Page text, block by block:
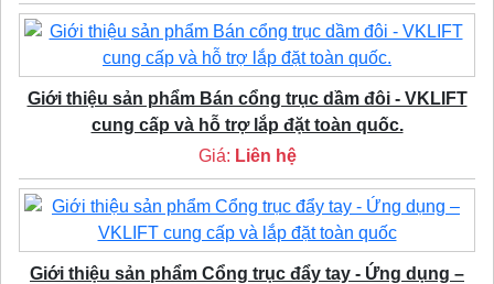
Giới thiệu sản phẩm Bán cổng trục dầm đôi - VKLIFT
cung cấp và hỗ trợ lắp đặt toàn quốc.
Giá: Liên hệ
Giới thiệu sản phẩm Cổng trục đẩy tay - Ứng dụng –